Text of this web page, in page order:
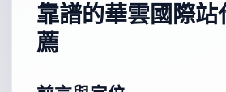
靠譜的華雲國際站
薦